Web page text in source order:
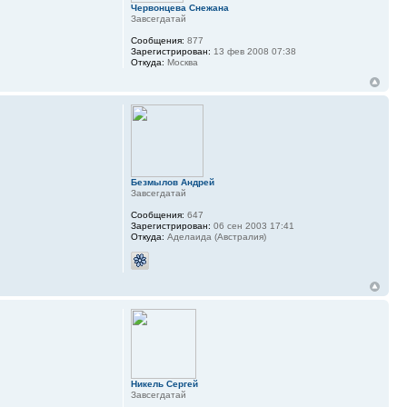
Червонцева Снежана
Завсегдатай
Сообщения: 877
Зарегистрирован: 13 фев 2008 07:38
Откуда: Москва
Безмылов Андрей
Завсегдатай
Сообщения: 647
Зарегистрирован: 06 сен 2003 17:41
Откуда: Аделаида (Австралия)
Никель Сергей
Завсегдатай